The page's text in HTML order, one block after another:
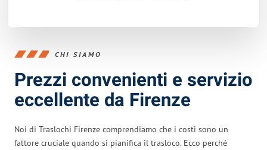
CHI SIAMO
Prezzi convenienti e servizio
eccellente da Firenze
Noi di Traslochi Firenze comprendiamo che i costi sono un
fattore cruciale quando si pianifica il trasloco. Ecco perché